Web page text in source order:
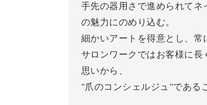
手先の器用さで進められて
の魅力にのめり込む。
細かいアートを得意とし、常
サロンワークではお客様に長
思いから、
"爪のコンシェルジュ"である